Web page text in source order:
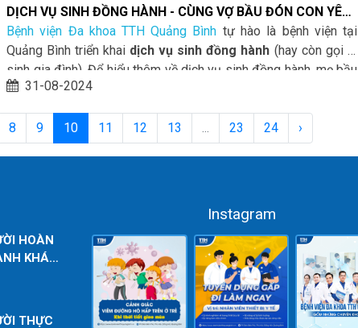
sáng và niềm vui sống mới.
DỊCH VỤ SINH ĐỒNG HÀNH - CÙNG VỢ BẦU ĐÓN CON YÊU
CHÀO ĐỜI
Bệnh viện Đa khoa TTH Quảng Bình tự hào là bệnh viện tại
Quảng Bình triển khai dịch vụ sinh đồng hành (hay còn gọi là
sinh gia đình). Để hiểu thêm về dịch vụ sinh đồng hành, mẹ bầu
hãy đọc bài viết dưới đây nhé!
31-08-2024
8 9 10 11 12 13 ... 23 24 ›
KHÁM
SỞ
2026
THỰC
Instagram